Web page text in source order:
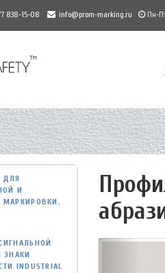
838-15-08 info@prom-marking.ru Пн-
ДЛЯ
И
ЗНАКИ
INDUSTRIAL